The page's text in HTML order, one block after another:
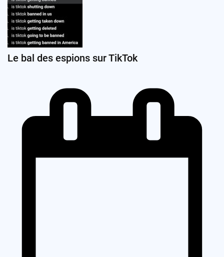
Le bal des espions sur TikTok